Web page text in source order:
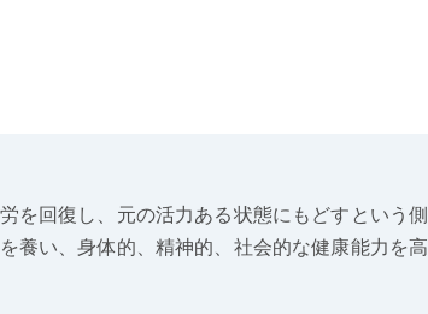
を回復し、元の活力ある状態にもどすという側
養い、身体的、精神的、社会的な健康能力を高